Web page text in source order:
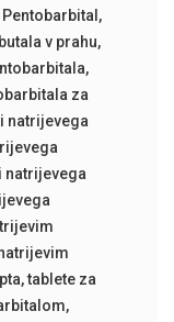
Pentobarbital ,
v prahu,
,
za
natrijevega
natrijevega
,tablete za
,